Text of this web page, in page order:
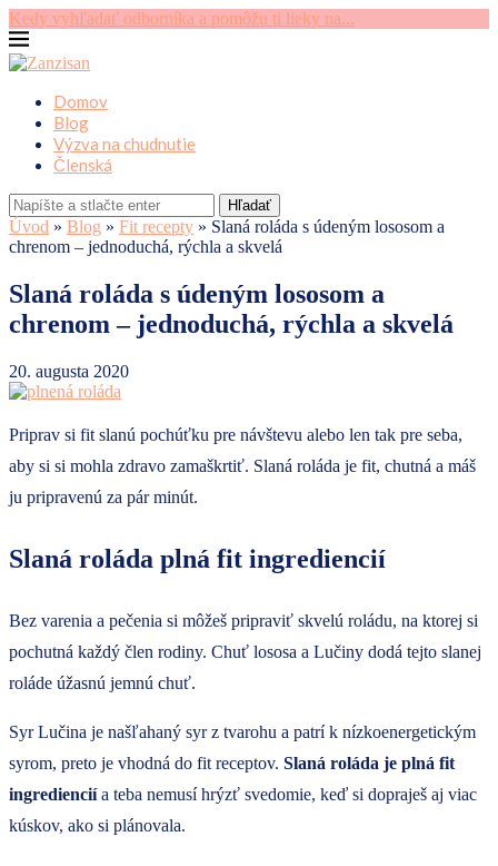
Kedy vyhľadať odborníka a pomôžu ti lieky na...
Domov
Blog
Výzva na chudnutie
Členská
Hľadať
Úvod » Blog » Fit recepty » Slaná roláda s údeným lososom a
chrenom – jednoduchá, rýchla a skvelá
Slaná roláda s údeným lososom a
chrenom – jednoduchá, rýchla a skvelá
20. augusta 2020
Priprav si fit slanú pochúťku pre návštevu alebo len tak pre seba,
aby si si mohla zdravo zamaškrtiť. Slaná roláda je fit, chutná a máš
ju pripravenú za pár minút.
Slaná roláda plná fit ingrediencií
Bez varenia a pečenia si môžeš pripraviť skvelú roládu, na ktorej si
pochutná každý člen rodiny. Chuť lososa a Lučiny dodá tejto slanej
roláde úžasnú jemnú chuť.
Syr Lučina je našľahaný syr z tvarohu a patrí k nízkoenergetickým
syrom, preto je vhodná do fit receptov. Slaná roláda je plná fit
ingredienciía teba nemusí hrýzť svedomie, keď si dopraješ aj viac
kúskov, ako si plánovala.